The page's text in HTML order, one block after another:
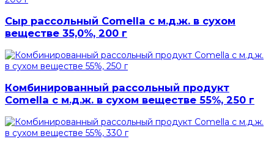
Сыр рассольный Comella с м.д.ж. в сухом
веществе 35,0%, 200 г
Комбинированный рассольный продукт
Comella с м.д.ж. в сухом веществе 55%, 250 г